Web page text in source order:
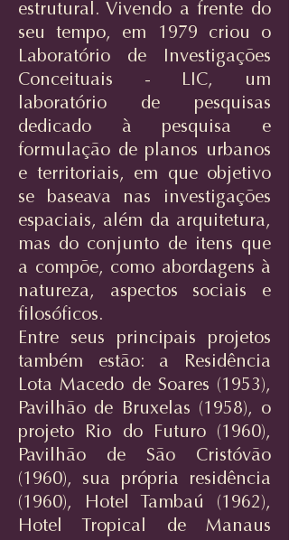
estrutural. Vivendo a frente do
seu tempo, em 1979 criou o
Laboratório de Investigações
Conceituais - LIC, um
laboratório de pesquisas
dedicado à pesquisa e
formulação de planos urbanos
e territoriais, em que objetivo
se baseava nas investigações
espaciais, além da arquitetura,
mas do conjunto de itens que
a compõe, como abordagens à
natureza, aspectos sociais e
filosóficos.
Entre seus principais projetos
também estão: a Residência
Lota Macedo de Soares (1953),
Pavilhão de Bruxelas (1958), o
projeto Rio do Futuro (1960),
Pavilhão de São Cristóvão
(1960), sua própria residência
(1960), Hotel Tambaú (1962),
Hotel Tropical de Manaus